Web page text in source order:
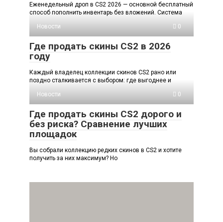
Еженедельный дроп в CS2 2026 — основной бесплатный
способ пополнить инвентарь без вложений. Система
Новости
0
Где продать скины CS2 в 2026
году
Каждый владелец коллекции скинов CS2 рано или
поздно сталкивается с выбором: где выгоднее и
Новости
0
Где продать скины CS2 дорого и
без риска? Сравнение лучших
площадок
Вы собрали коллекцию редких скинов в CS2 и хотите
получить за них максимум? Но